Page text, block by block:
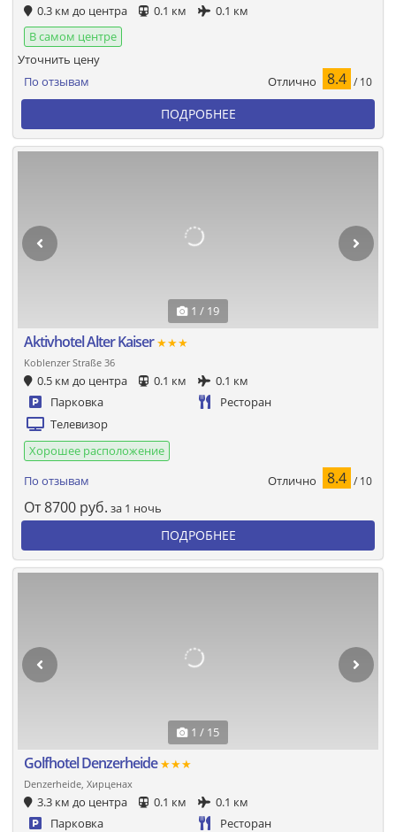
0.3 км до центра 0.1 км
0.1 км
В самом центре
По отзывам Отлично 8.4 / 10
Уточнить цену
ПОДРОБНЕЕ
1 / 19
Aktivhotel Alter Kaiser★★★
Koblenzer Straße 36
0.5 км до центра 0.1 км
0.1 км
Парковка
Ресторан
Телевизор
Хорошее расположение
По отзывам
Отлично 8.4 / 10
От8700 руб. за 1 ночь
ПОДРОБНЕЕ
1 / 15
Golfhotel Denzerheide★★★
Denzerheide, Хирценах
3.3 км до центра 0.1 км
0.1 км
Парковка
Ресторан